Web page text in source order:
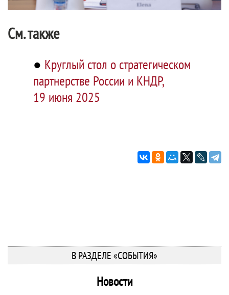
См. также
● Круглый стол о стратегическом
партнерстве России и КНДР,
19 июня 2025
В РАЗДЕЛЕ «СОБЫТИЯ»
Новости